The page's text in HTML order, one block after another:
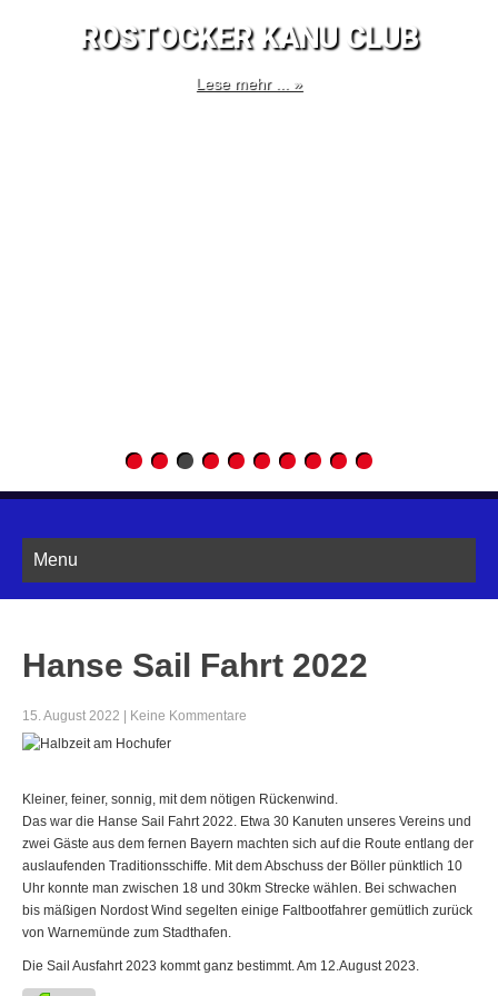
ROSTOCKER KANU CLUB
Lese mehr ... »
Menu
Hanse Sail Fahrt 2022
15. August 2022 | Keine Kommentare
Kleiner, feiner, sonnig, mit dem nötigen Rückenwind.
Das war die Hanse Sail Fahrt 2022. Etwa 30 Kanuten unseres Vereins und
zwei Gäste aus dem fernen Bayern machten sich auf die Route entlang der
auslaufenden Traditionsschiffe. Mit dem Abschuss der Böller pünktlich 10
Uhr konnte man zwischen 18 und 30km Strecke wählen. Bei schwachen
bis mäßigen Nordost Wind segelten einige Faltbootfahrer gemütlich zurück
von Warnemünde zum Stadthafen.
Die Sail Ausfahrt 2023 kommt ganz bestimmt. Am 12.August 2023.